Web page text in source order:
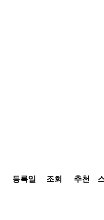
등록일 조회 추천